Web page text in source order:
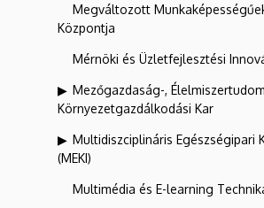
Megváltozott
Központja
Mérnöki és Üzletfejlesztési
Mezőgazdaság-,
Környezetgazdálkodási Kar
Multidiszciplináris Egészségipari
(MEKI)
Multimédia és E-learning